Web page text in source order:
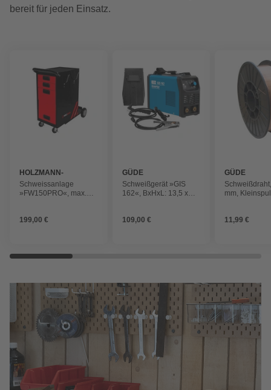
bereit für jeden Einsatz.
HOLZMANN-
MASCHINEN
Schweissanlage
»FW150PRO«, max.
199,00 €
GÜDE
Schweißgerät »GIS
162«, BxHxL: 13,5 x
109,00 €
GÜDE
mm,
11,99 €